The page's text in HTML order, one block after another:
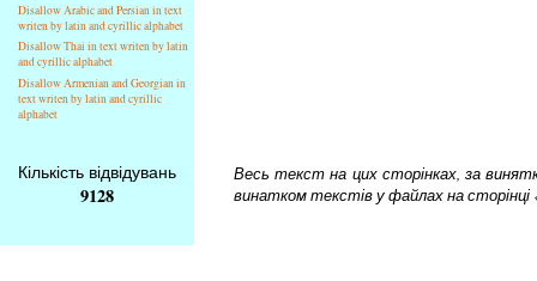
Disallow Arabic and Persian in text
writen by latin and cyrillic alphabet
Disallow Thai in text writen by latin
and cyrillic alphabet
Disallow Armenian and Georgian in
text writen by latin and cyrillic
alphabet
Кількість відвідувань
9128
Весь текст на цих сторінках, за
винатком текстів у файлах на